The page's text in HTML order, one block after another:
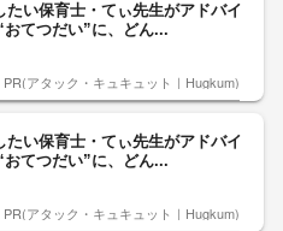
たい保育士・てぃ先生がアドバイ
おてつだい”に、どん...
PR(アタック・キュキュット｜Hugkum)
たい保育士・てぃ先生がアドバイ
おてつだい”に、どん...
PR(アタック・キュキュット｜Hugkum)